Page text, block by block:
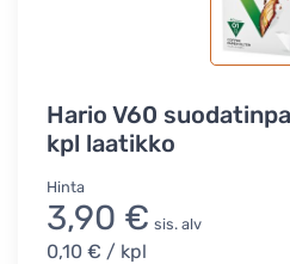
Hario V60
kpl laatikko
Hinta
3,90 € sis. alv
0,10 € / kpl